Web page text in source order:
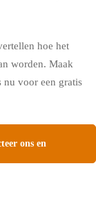
hoe het
worden. Maak
voor een gratis
ons en